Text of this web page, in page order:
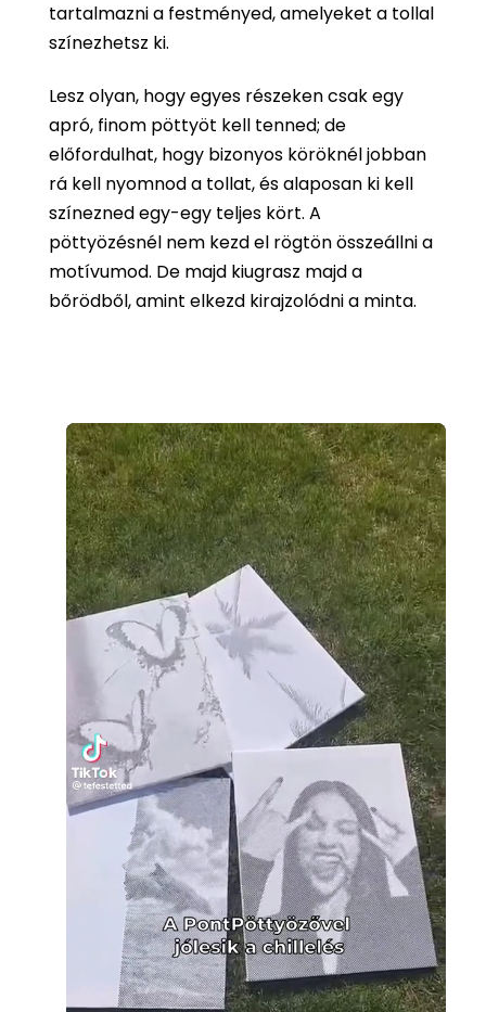
tartalmazni a festményed, amelyeket a tollal
színezhetsz ki.
Lesz olyan, hogy egyes részeken csak egy
apró, finom pöttyöt kell tenned; de
előfordulhat, hogy bizonyos köröknél jobban
rá kell nyomnod a tollat, és alaposan ki kell
színezned egy-egy teljes kört. A
pöttyözésnél nem kezd el rögtön összeállni a
motívumod. De majd kiugrasz majd a
bőrödből, amint elkezd kirajzolódni a minta.